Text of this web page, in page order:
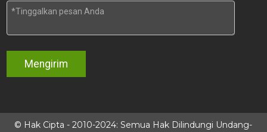
Mengirim
© Hak Cipta - 2010-2024: Semua Hak Dilindungi Undang-